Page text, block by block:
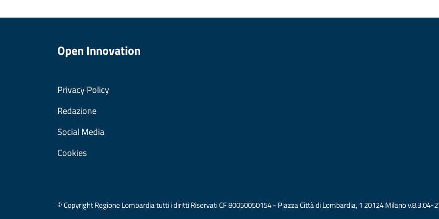
Open Innovation
Privacy Policy
Redazione
Social Media
Cookies
© Copyright Regione Lombardia tutti i diritti Riservati CF 80050050154 - Piazza Città di Lombardia, 1 20124 Milano